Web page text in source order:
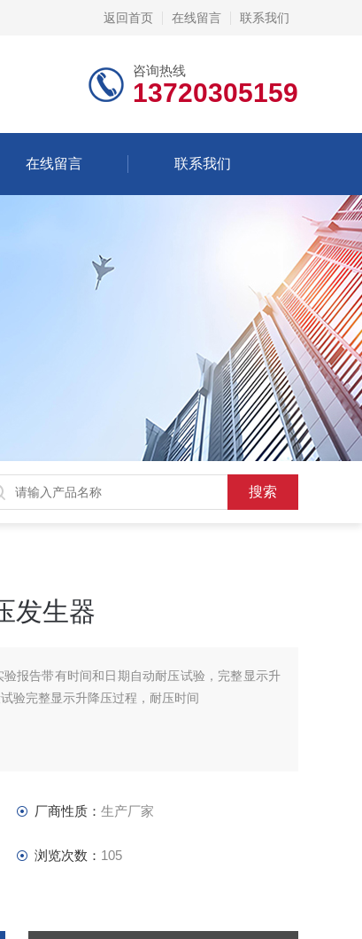
返回首页 在线留言 联系我们
咨询热线
13720305159
在线留言 联系我们
发生器
报告带有时间和日期自动耐压试验，完整显示升
验完整显示升降压过程，耐压时间
厂商性质： 生产厂家
浏览次数： 105